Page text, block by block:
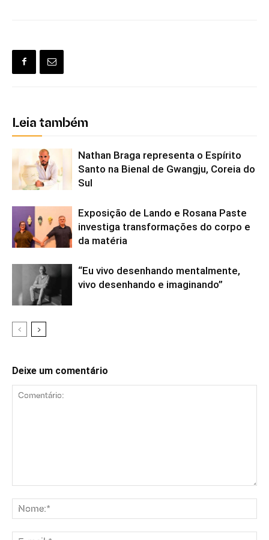
Leia também
Nathan Braga representa o Espírito
Santo na Bienal de Gwangju, Coreia do
Sul
Exposição de Lando e Rosana Paste
investiga transformações do corpo e
da matéria
“Eu vivo desenhando mentalmente,
vivo desenhando e imaginando”
Deixe um comentário